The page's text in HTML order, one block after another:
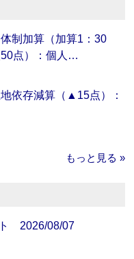
制加算（加算1：30
50点）：個人…
依存減算（▲15点）：
もっと見る »
ト 2026/08/07